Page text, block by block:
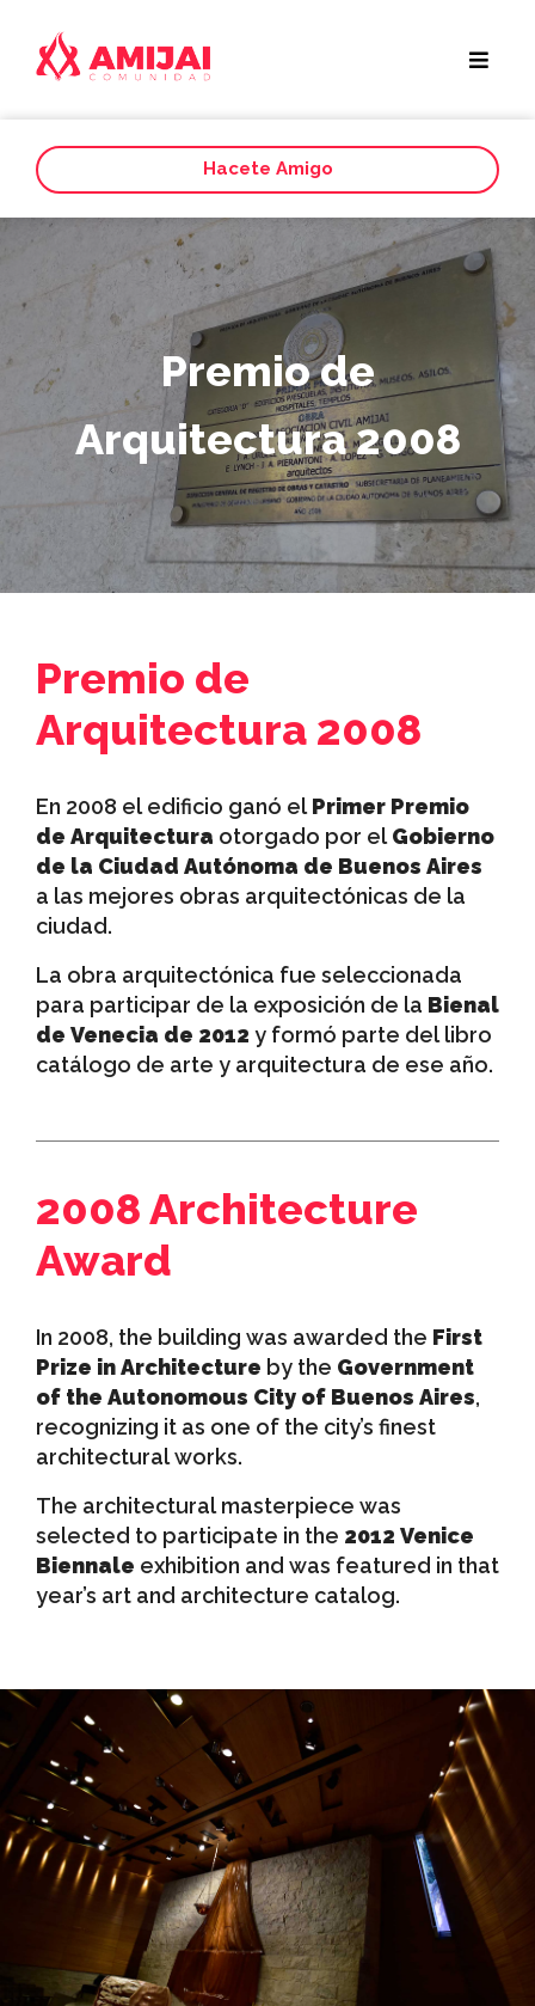
Hacete Amigo
Premio de
Arquitectura 2008
Premio de
Arquitectura 2008
En 2008 el edificio ganó elPrimer Premio
de Arquitectura otorgado por elGobierno
de la Ciudad Autónoma de Buenos Aires
a las mejores obras arquitectónicas de la
ciudad.
La obra arquitectónica fue seleccionada
para participar de la exposición de la Bienal
de Venecia de 2012 y formó parte del libro
catálogo de arte y arquitectura de ese año.
2008 Architecture
Award
In 2008, the building was awarded the First
Prize in Architecture by the Government
of the Autonomous City of Buenos Aires,
recognizing it as one of the city’s finest
architectural works.
The architectural masterpiece was
selected to participate in the 2012 Venice
Biennale exhibition and was featured in that
year’s art and architecture catalog.